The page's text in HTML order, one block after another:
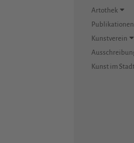
Artothek
Publikationen
Kunstverein
Kunst im